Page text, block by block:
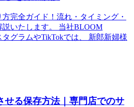
完全ガイド！流れ・タイミング・
いたします。 当社BLOOM
グラムやTikTokでは、 新郎新婦様
せる保存方法｜専門店でのサ